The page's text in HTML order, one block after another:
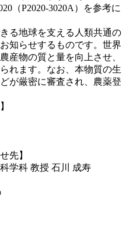
（P2020-3020A）を参考に
る地球を支える人類共通の
知らせするものです。世界
産物の質と量を向上させ、
れます。なお、本物質の生
が厳密に審査され、農薬登
先】
学科 教授 石川 成寿